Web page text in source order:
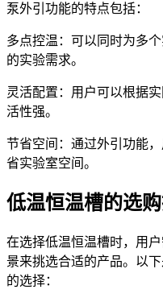
泵外引功能的特点包括：
多点控温：可以同时为多
的实验需求。
灵活配置：用户可以根据
活性强。
节省空间：通过外引功能
省实验室空间。
低温恒温槽的选
在选择低温恒温槽时，用
景来挑选合适的产品。以
的选择：